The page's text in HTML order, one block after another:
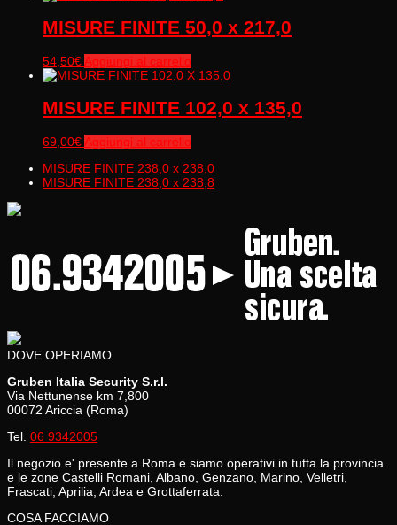
MISURE FINITE 50,0 x 217,0
54,50€ Aggiungi al carrello
MISURE FINITE 102,0 x 135,0
69,00€ Aggiungi al carrello
MISURE FINITE 238,0 x 238,0
MISURE FINITE 238,0 x 238,8
DOVE OPERIAMO
Gruben Italia Security S.r.l.
Via Nettunense km 7,800
00072 Ariccia (Roma)
Tel. 06 9342005
Il negozio e' presente a Roma e siamo operativi in tutta la provincia
e le zone Castelli Romani, Albano, Genzano, Marino, Velletri,
Frascati, Aprilia, Ardea e Grottaferrata.
COSA FACCIAMO